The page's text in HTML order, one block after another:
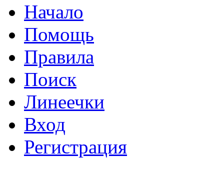
Начало
Помощь
Правила
Поиск
Линеечки
Вход
Регистрация